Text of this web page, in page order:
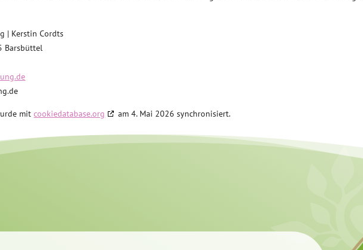
| Kerstin Cordts
Barsbüttel
mitcookiedatabase.org am 4. Mai 2026 synchronisiert.